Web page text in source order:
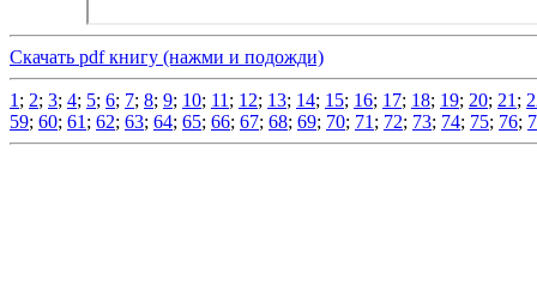
Скачать pdf книгу (нажми и подожди)
1 ; 2; 3; 4; 5; 6; 7; 8; 9; 10; 11 ; 12; 13; 14; 15; 16; 17; 18; 19; 20; 21 ;
59; 60; 61 ; 62; 63; 64; 65; 66; 67; 68; 69; 70; 71 ; 72; 73; 74; 75; 76;